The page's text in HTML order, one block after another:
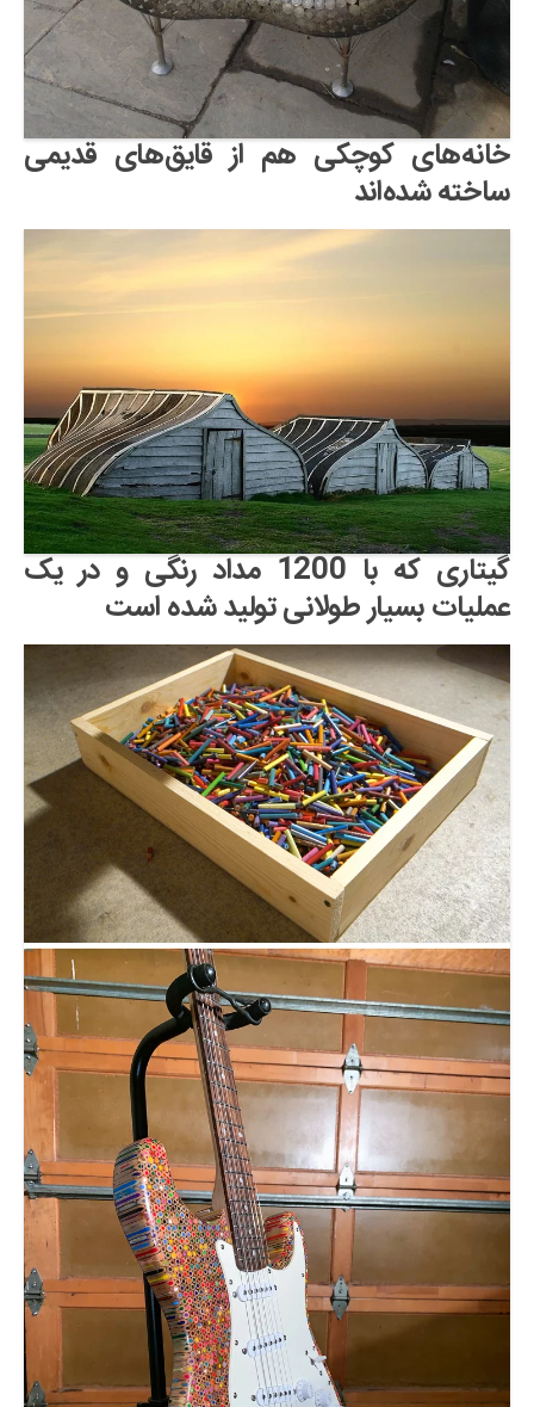
خانه‌های کوچکی هم از قایق‌های قدیمی
ساخته شده‌اند
گیتاری که با 1200 مداد رنگی و در یک
عملیات بسیار طولانی تولید شده است